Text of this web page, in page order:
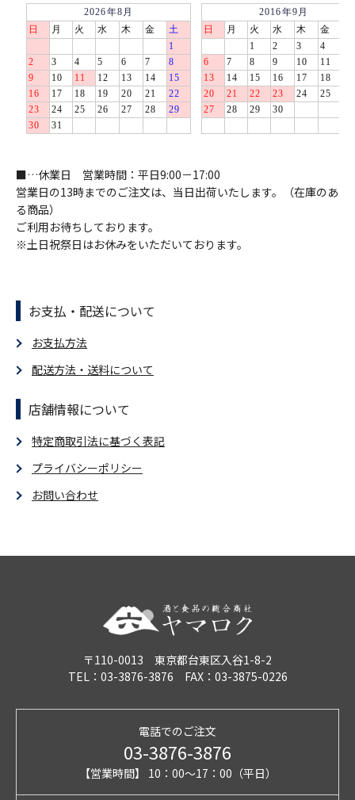
■…休業日 営業時間：平日9:00－17:00
営業日の13時までのご注文は、当日出荷いたします。（在庫のあ
る商品）
ご利用お待ちしております。
※土日祝祭日はお休みをいただいております。
お支払・配送について
お支払方法
配送方法・送料について
店舗情報について
特定商取引法に基づく表記
プライバシーポリシー
お問い合わせ
〒110-0013 東京都台東区入谷1-8-2
TEL：03-3876-3876 FAX：03-3875-0226
電話でのご注文
03-3876-3876
【営業時間】 10：00～17：00（平日）